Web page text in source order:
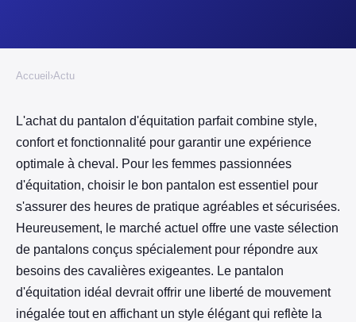
Accueil ›Actu
L'achat du pantalon d'équitation parfait combine style,
confort et fonctionnalité pour garantir une expérience
optimale à cheval. Pour les femmes passionnées
d'équitation, choisir le bon pantalon est essentiel pour
s'assurer des heures de pratique agréables et sécurisées.
Heureusement, le marché actuel offre une vaste sélection
de pantalons conçus spécialement pour répondre aux
besoins des cavalières exigeantes. Le pantalon
d'équitation idéal devrait offrir une liberté de mouvement
inégalée tout en affichant un style élégant qui reflète la